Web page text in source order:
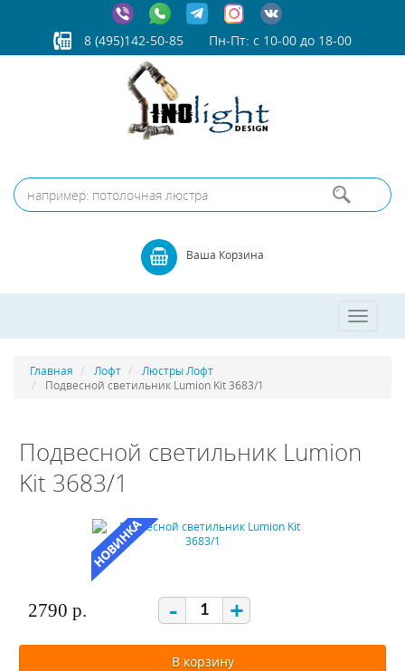
8 (495)142-50-85 Пн-Пт: с 10-00 до 18-00
Ваша Корзина
Toggle
Главная Лофт
Люстры Лофт
Подвесной светильник Lumion Kit 3683/1
Подвесной светильник Lumion
Kit 3683/1
2790 р. - +
В корзину